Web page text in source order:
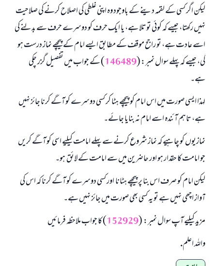
لیکن اگر کسی کے لقمہ دینے کے باوجود وہ اپنی غلطی کی اصلاح کرنے کی صلاحیت
نہیں رکھتا، جیسے کہ کوئی توتلا ہے، یا ایک حرف کو دوسرے حرف سے بدلنے کی
اسے عادت ہے، تو راجح موقف کے مطابق ایسے امام کے پیچھے نماز درست ہو
گی، جیسے کہ پہلے سوال نمبر: (146489) کے جواب میں تفصیل گزر چکی
ہے۔
لہذا ایسی صورت میں اس امام کو پیچھے ہٹا کر کسی دوسرے کو آگے کرنا جائز نہیں
ہے، تاہم آئندہ اسے امام نہ بنایا جائے۔
نمازیوں کو چاہیے کہ نماز شروع کرنے سے پہلے امامت کیلیے اسی کو آگے کریں
جو امامت کا حقدار ہو اور حاضرین میں سے امامت کے لائق ہو۔
لیکن امام کو صرف اس بنا پر پیچھے ہٹانا اور کسی دوسرے کو آگے کرنا کہ اس کی
آواز اچھی نہیں ہے تو یہ کسی بھی صورت میں جائز نہیں ہے۔
مزید کیلیے آپ سوال نمبر: (152929) کا جواب ملاحظہ فرمائیں
واللہ اعلم.